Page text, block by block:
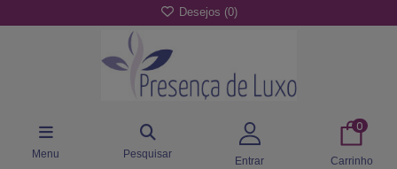
Desejos (0)
Menu Pesquisar
Entrar
0
Carrinho